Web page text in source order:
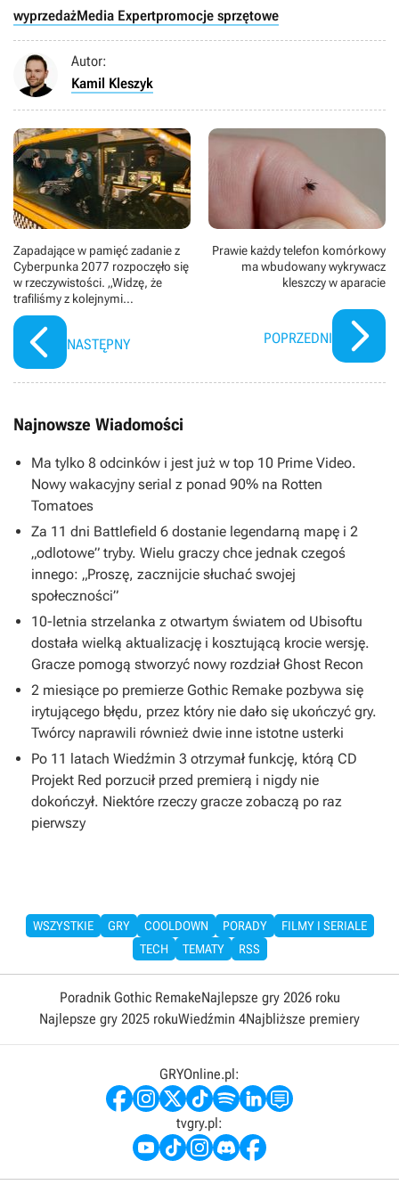
wyprzedażMedia Expertpromocje sprzętowe
Autor:
Kamil Kleszyk
Zapadające w pamięć zadanie z
Cyberpunka 2077 rozpoczęło się
w rzeczywistości. „Widzę, że
trafiliśmy z kolejnymi
przewidywaniami”
NASTĘPNY
Prawie każdy telefon komórkowy
ma wbudowany wykrywacz
kleszczy w aparacie
POPRZEDNI
Najnowsze Wiadomości
Ma tylko 8 odcinków i jest już w top 10 Prime Video.
Nowy wakacyjny serial z ponad 90% na Rotten
Tomatoes
Za 11 dni Battlefield 6 dostanie legendarną mapę i 2
„odlotowe” tryby. Wielu graczy chce jednak czegoś
innego: „Proszę, zacznijcie słuchać swojej
społeczności”
10-letnia strzelanka z otwartym światem od Ubisoftu
dostała wielką aktualizację i kosztującą krocie wersję.
Gracze pomogą stworzyć nowy rozdział Ghost Recon
2 miesiące po premierze Gothic Remake pozbywa się
irytującego błędu, przez który nie dało się ukończyć gry.
Twórcy naprawili również dwie inne istotne usterki
Po 11 latach Wiedźmin 3 otrzymał funkcję, którą CD
Projekt Red porzucił przed premierą i nigdy nie
dokończył. Niektóre rzeczy gracze zobaczą po raz
pierwszy
WSZYSTKIE GRY COOLDOWN PORADY
FILMY I SERIALE
TECH
TEMATY RSS
Poradnik Gothic RemakeNajlepsze gry 2026 roku
Najlepsze gry 2025 rokuWiedźmin 4Najbliższe premiery
GRYOnline.pl:
tvgry.pl: